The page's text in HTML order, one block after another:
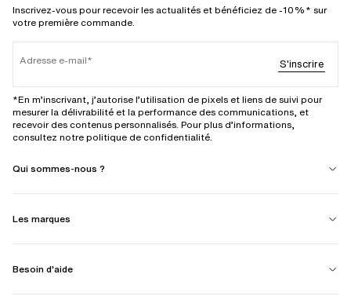
Inscrivez-vous pour recevoir les actualités et bénéficiez de -10%* sur
votre première commande.
Adresse e-mail S'inscrire
*En m’inscrivant, j’autorise l’utilisation de pixels et liens de suivi pour
mesurer la délivrabilité et la performance des communications, et
recevoir des contenus personnalisés. Pour plus d’informations,
consultez notre politique de confidentialité.
Qui sommes-nous ?
Les marques
Besoin d'aide